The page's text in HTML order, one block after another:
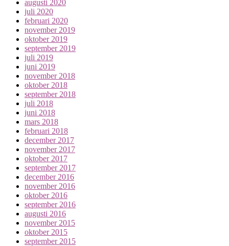
augusti 2020
juli 2020
februari 2020
november 2019
oktober 2019
september 2019
juli 2019
juni 2019
november 2018
oktober 2018
september 2018
juli 2018
juni 2018
mars 2018
februari 2018
december 2017
november 2017
oktober 2017
september 2017
december 2016
november 2016
oktober 2016
september 2016
augusti 2016
november 2015
oktober 2015
september 2015